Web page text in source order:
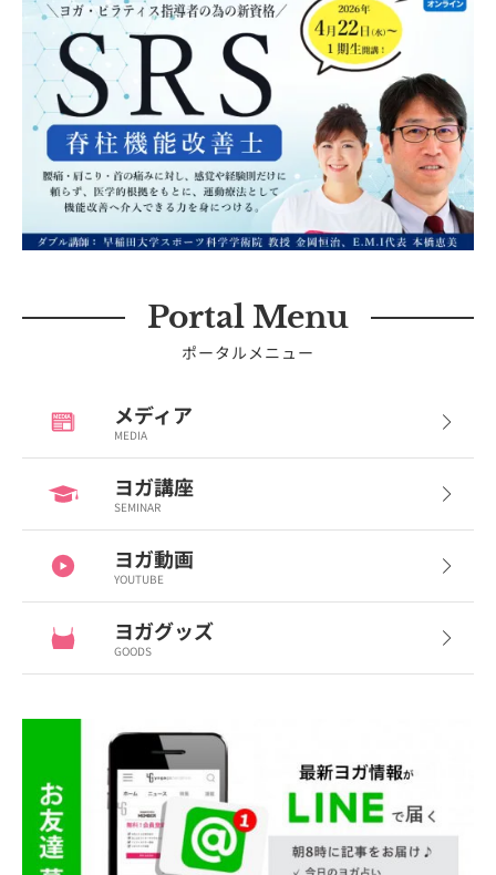
Portal Menu
ポータルメニュー
メディア
MEDIA
ヨガ講座
SEMINAR
ヨガ動画
YOUTUBE
ヨガグッズ
GOODS